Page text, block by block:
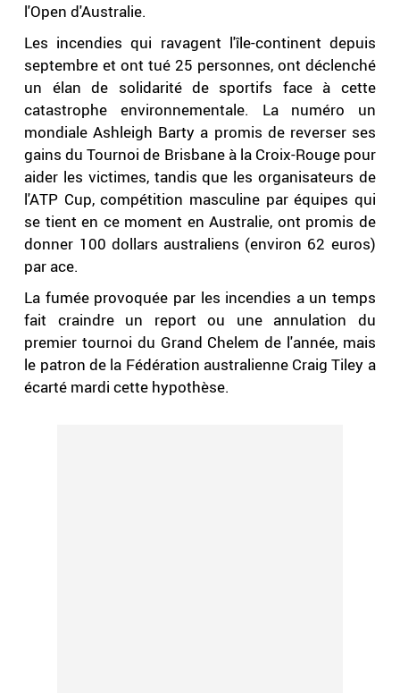
l'Open d'Australie.
Les incendies qui ravagent l'île-continent depuis
septembre et ont tué 25 personnes, ont déclenché
un élan de solidarité de sportifs face à cette
catastrophe environnementale. La numéro un
mondiale Ashleigh Barty a promis de reverser ses
gains du Tournoi de Brisbane à la Croix-Rouge pour
aider les victimes, tandis que les organisateurs de
l'ATP Cup, compétition masculine par équipes qui
se tient en ce moment en Australie, ont promis de
donner 100 dollars australiens (environ 62 euros)
par ace.
La fumée provoquée par les incendies a un temps
fait craindre un report ou une annulation du
premier tournoi du Grand Chelem de l'année, mais
le patron de la Fédération australienne Craig Tiley a
écarté mardi cette hypothèse.